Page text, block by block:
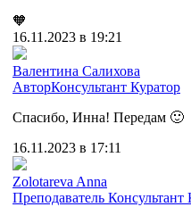
🧡
16.11.2023 в 19:21
Валентина Салихова
АвторКонсультант Куратор
Спасибо, Инна! Передам 🙂
16.11.2023 в 17:11
Zolotareva Anna
Преподаватель Консультант